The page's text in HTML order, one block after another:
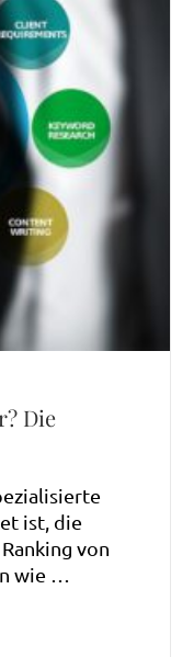
Die
ist, die
von
wie …